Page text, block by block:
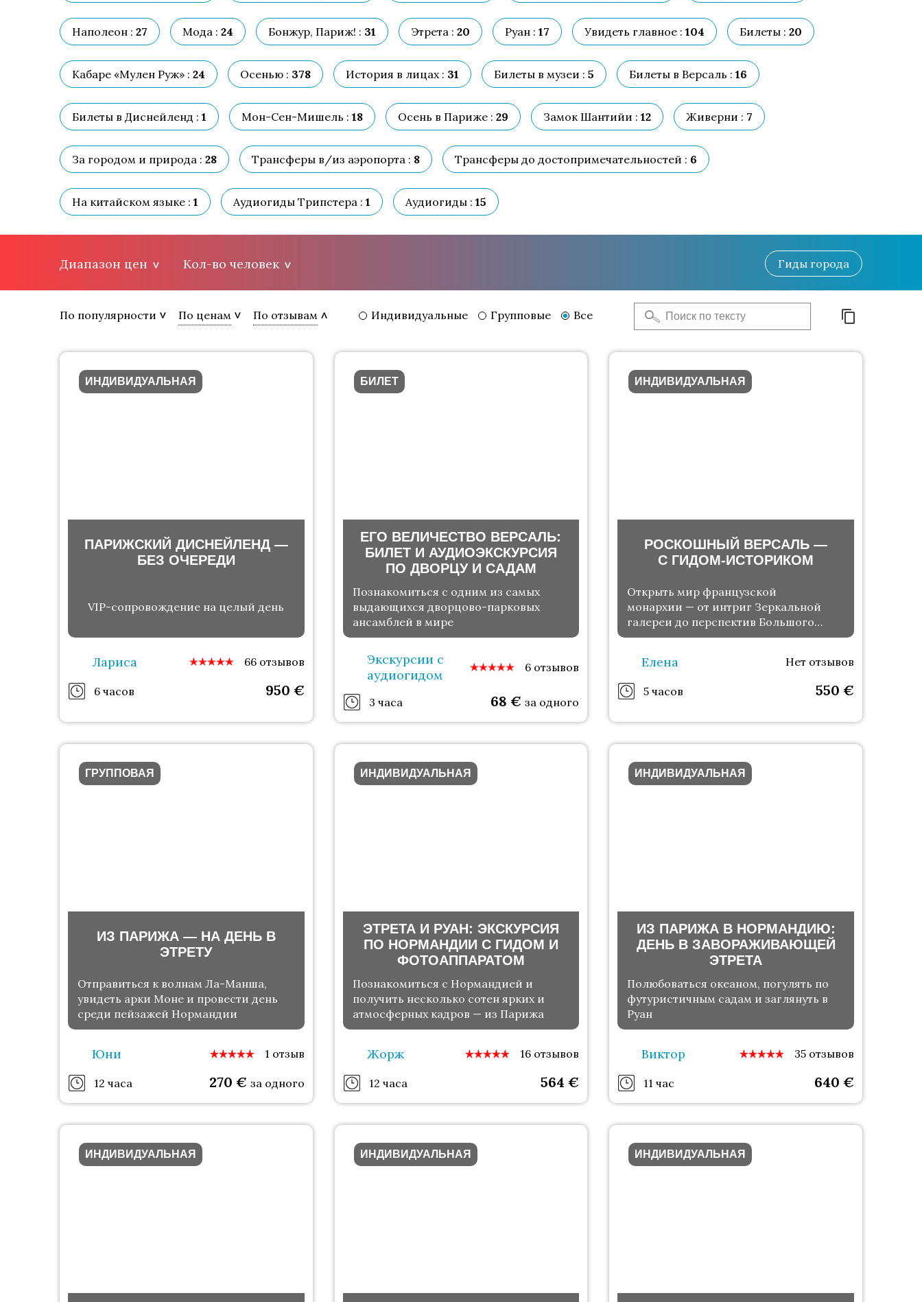
Наполеон : 27 Мода : 24 Бонжур, Париж! : 31 Этрета : 20 Руан : 17 Увидеть главное : 104 Билеты : 20
Кабаре «Мулен Руж» : 24 Осенью : 378 История в лицах : 31 Билеты в музеи : 5 Билеты в Версаль : 16
Билеты в Диснейленд : 1 Мон-Сен-Мишель : 18 Осень в Париже : 29 Замок Шантийи : 12 Живерни : 7
За городом и природа : 28 Трансферы в/из аэропорта : 8 Трансферы до достопримечательностей : 6
На китайском языке : 1 Аудиогиды Трипстера : 1 Аудиогиды : 15
Диапазон цен Кол-во человек Гиды города
По популярности По ценам По отзывам Индивидуальные Групповые Все
ИНДИВИДУАЛЬНАЯ
ПАРИЖСКИЙ ДИСНЕЙЛЕНД —
БЕЗ ОЧЕРЕДИ
VIP-сопровождение на целый день
Лариса 66 отзывов
6 часов 950 €
БИЛЕТ
ЕГО ВЕЛИЧЕСТВО ВЕРСАЛЬ:
БИЛЕТ И АУДИОЭКСКУРСИЯ
ПО ДВОРЦУ И САДАМ
Познакомиться с одним из самых
выдающихся дворцово-парковых
ансамблей в мире
Экскурсии с
аудиогидом
6 отзывов
3 часа 68€ за одного
ИНДИВИДУАЛЬНАЯ
РОСКОШНЫЙ ВЕРСАЛЬ —
С ГИДОМ-ИСТОРИКОМ
Открыть мир французской
монархии — от интриг Зеркальной
галереи до перспектив Большого
канала
Елена Нет отзывов
5 часов 550 €
ГРУППОВАЯ
ИЗ ПАРИЖА — НА ДЕНЬ В
ЭТРЕТУ
Отправиться к волнам Ла-Манша,
увидеть арки Моне и провести день
среди пейзажей Нормандии
Юни 1 отзыв
12 часа 270 € за одного
ИНДИВИДУАЛЬНАЯ
ЭТРЕТА И РУАН: ЭКСКУРСИЯ
ПО НОРМАНДИИ С ГИДОМ И
ФОТОАППАРАТОМ
Познакомиться с Нормандией и
получить несколько сотен ярких и
атмосферных кадров — из Парижа
Жорж 16 отзывов
12 часа 564€
ИНДИВИДУАЛЬНАЯ
ИЗ ПАРИЖА В НОРМАНДИЮ:
ДЕНЬ В ЗАВОРАЖИВАЮЩЕЙ
ЭТРЕТА
Полюбоваться океаном, погулять по
футуристичным садам и заглянуть в
Руан
Виктор 35 отзывов
11 час 640 €
ИНДИВИДУАЛЬНАЯ ИНДИВИДУАЛЬНАЯ ИНДИВИДУАЛЬНАЯ